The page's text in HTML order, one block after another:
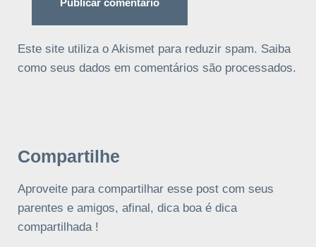
Este site utiliza o Akismet para reduzir spam. Saiba
como seus dados em comentários são processados.
Compartilhe
Aproveite para compartilhar esse post com seus
parentes e amigos, afinal, dica boa é dica
compartilhada !